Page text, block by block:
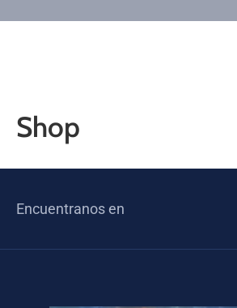
Shop
Encuentranos en